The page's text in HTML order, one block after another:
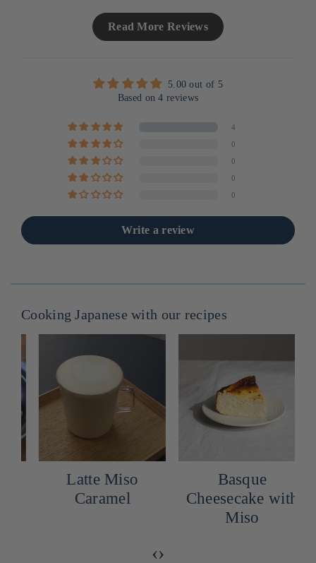
Read More Reviews
5.00 out of 5
Based on 4 reviews
4
0
0
0
0
Write a review
Cooking Japanese with our recipes
Latte Miso
Caramel
Basque
Cheesecake with
Miso
‹›